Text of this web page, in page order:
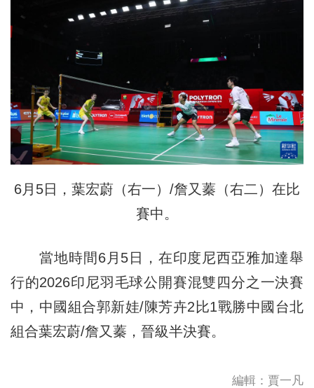
6月5日，葉宏蔚（右一）/詹又蓁（右二）在比
賽中。
當地時間6月5日，在印度尼西亞雅加達舉
行的2026印尼羽毛球公開賽混雙四分之一決賽
中，中國組合郭新娃/陳芳卉2比1戰勝中國台北
組合葉宏蔚/詹又蓁，晉級半決賽。
編輯：賈一凡